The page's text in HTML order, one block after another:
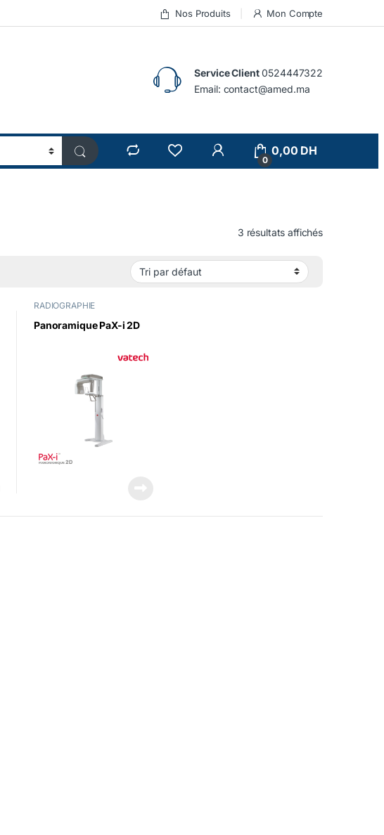
Nos Produits Mon Compte
Service Client 0524447322
Email: contact@amed.ma
0
0,00 DH
3 résultats affichés
RADIOGRAPHIE
Panoramique PaX-i 2D